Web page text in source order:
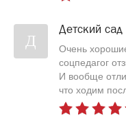
Д
Детский
Очень
соцпедагог
И вообще
что ходим